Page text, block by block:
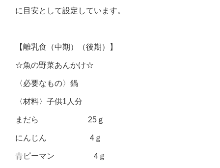
に目安として設定しています。
【離乳食（中期）（後期）】
☆魚の野菜あんかけ☆
〈必要なもの〉鍋
〈材料〉子供1人分
まだら 25ｇ
にんじん 4ｇ
青ピーマン 4ｇ